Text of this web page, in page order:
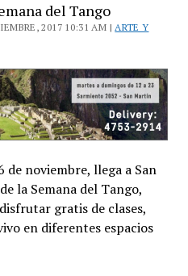
del Tango
2017 10:31 AM |ARTE Y
de noviembre, llega a San
la Semana del Tango,
gratis de clases,
en diferentes espacios